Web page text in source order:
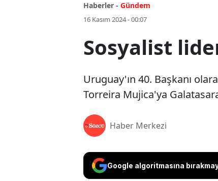
Haberler - Gündem
16 Kasım 2024 - 00:07
Sosyalist
Uruguay'ın 40. Başkanı
Torreira Mujica'ya
Haber Merkezi
Google algoritmasına